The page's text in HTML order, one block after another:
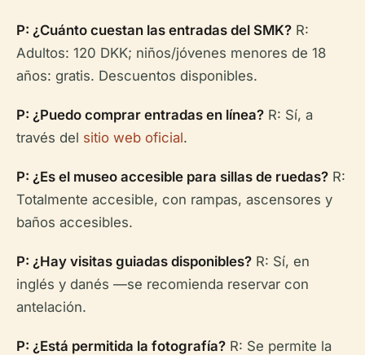
P: ¿Cuánto cuestan las entradas del SMK? R:
Adultos: 120 DKK; niños/jóvenes menores de 18
años: gratis. Descuentos disponibles.
P: ¿Puedo comprar entradas en línea? R: Sí, a
través del sitio web oficial.
P: ¿Es el museo accesible para sillas de ruedas? R:
Totalmente accesible, con rampas, ascensores y
baños accesibles.
P: ¿Hay visitas guiadas disponibles? R: Sí, en
inglés y danés —se recomienda reservar con
antelación.
P: ¿Está permitida la fotografía? R: Se permite la